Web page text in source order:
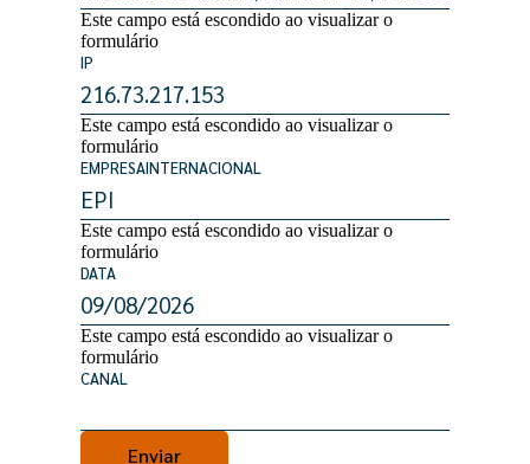
Este campo está escondido ao visualizar o
formulário
IP
Este campo está escondido ao visualizar o
formulário
EMPRESAINTERNACIONAL
Este campo está escondido ao visualizar o
formulário
DATA
Este campo está escondido ao visualizar o
formulário
CANAL